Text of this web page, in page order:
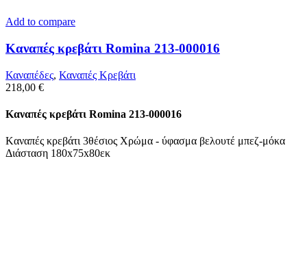
Add to compare
Kαναπές κρεβάτι Romina 213-000016
Καναπέδες, Καναπές Κρεβάτι
218,00 €
Kαναπές κρεβάτι Romina 213-000016
Kαναπές κρεβάτι 3θέσιος Χρώμα - ύφασμα βελουτέ μπεζ-μόκα
Διάσταση 180x75x80εκ